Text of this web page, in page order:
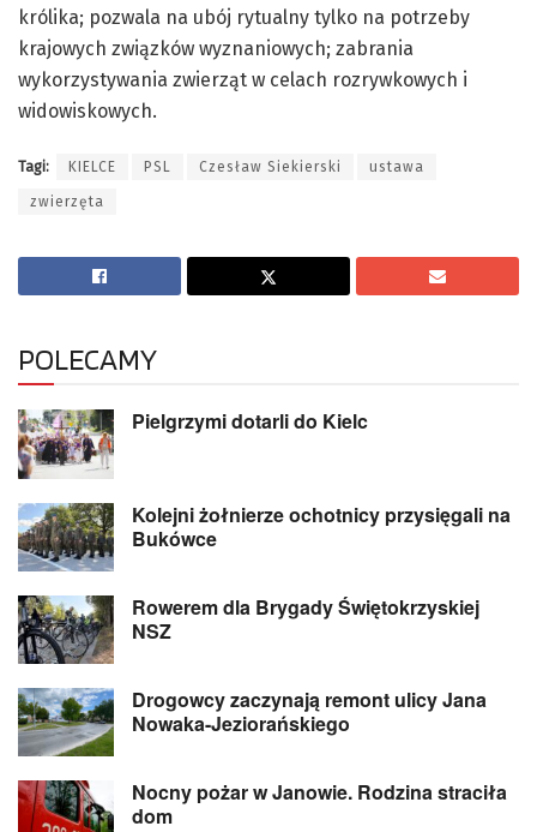
królika; pozwala na ubój rytualny tylko na potrzeby
krajowych związków wyznaniowych; zabrania
wykorzystywania zwierząt w celach rozrywkowych i
widowiskowych.
Tagi: KIELCE PSL Czesław Siekierski ustawa
zwierzęta
POLECAMY
Pielgrzymi dotarli do Kielc
Kolejni żołnierze ochotnicy przysięgali na
Bukówce
Rowerem dla Brygady Świętokrzyskiej
NSZ
Drogowcy zaczynają remont ulicy Jana
Nowaka-Jeziorańskiego
Nocny pożar w Janowie. Rodzina straciła
dom